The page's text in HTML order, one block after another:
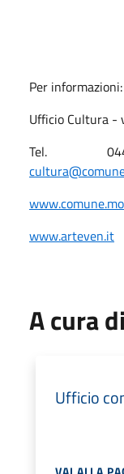
Per informazioni:
Ufficio Cultura -
Tel.
www.arteven.it
A cura di
Ufficio